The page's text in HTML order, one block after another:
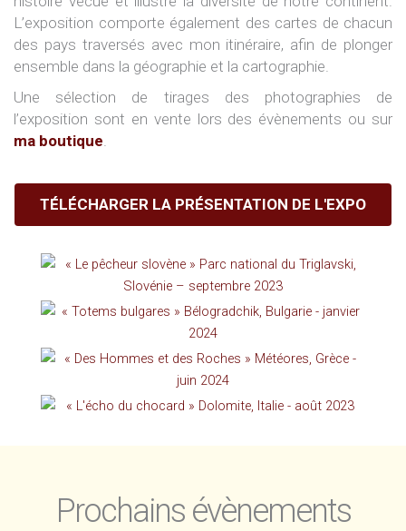
L’exposition comporte également des cartes de chacun
des pays traversés avec mon itinéraire, afin de plonger
ensemble dans la géographie et la cartographie.
Une sélection de tirages des photographies de
l’exposition sont en vente lors des évènements ou sur
ma boutique.
TÉLÉCHARGER LA PRÉSENTATION DE L'EXPO
Prochains évènements